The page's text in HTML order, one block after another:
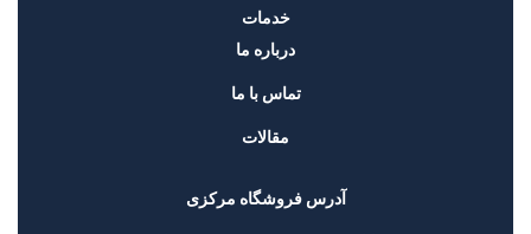
خدمات
درباره ما
تماس با ما
مقالات
آدرس فروشگاه مرکزی